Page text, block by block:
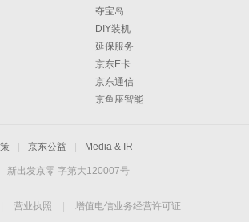
夺宝岛
DIY装机
延保服务
京东E卡
京东通信
京鱼座智能
京东公益 Media & IR
新出发京零 字第大120007号
营业执照
增值电信业务经营许可证